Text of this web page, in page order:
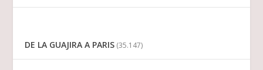
DE LA GUAJIRA A PARIS (35.147)